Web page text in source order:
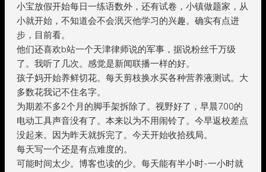
小宝放假开始每日一练语数外，还有试卷，小镇做题家，从
小就开始，不知道会不会泯灭他学习的兴趣。确实有点进
步，目前看。
他们还喜欢b站一个天津律师说的军事，据说粉丝千万级
了。我听了几次。感觉是新闻联播一样的好。
孩子妈开始养鲜切花。每天剪枝换水买各种营养液测试。大
多数花我记不住名字。
为期差不多2个月的脚手架拆除了。视野好了，早晨7.00的
电动工具声音没有了。本来以为不用闹铃了。今早返校差点
没起来。因为昨天就拆完了。今天开始收拾残局。
每天写一个还是有点难度的。
可能时间太少。博客也读的少。每天能有半小时-一小时就